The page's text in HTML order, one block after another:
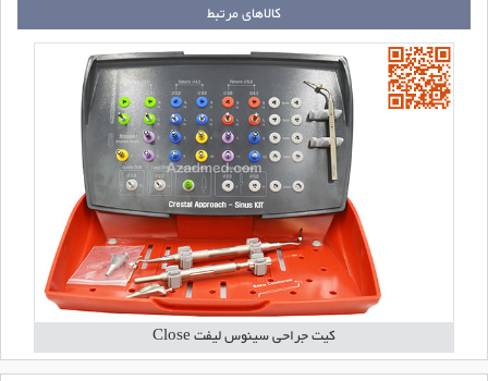
کالاهای مرتبط
کیت جراحی سینوس لیفت Close